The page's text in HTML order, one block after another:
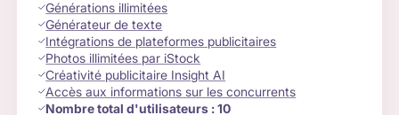
Générations illimitées
Générateur de texte
Intégrations de plateformes publicitaires
Photos illimitées par iStock
Créativité publicitaire Insight AI
Accès aux informations sur les concurrents
Nombre total d'utilisateurs :10